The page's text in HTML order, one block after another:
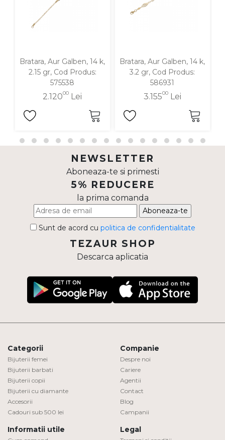
Bratara, Aur Galben, 14 k,
2.15 gr, Cod Produs:
575538
2.12000 Lei
Bratara, Aur Galben, 14 k,
3.2 gr, Cod Produs:
586931
3.15500Lei
NEWSLETTER
Aboneaza-te si primesti
5% REDUCERE
la prima comanda
Aboneaza-te
Sunt de acord cu politica de confidentialitate
TEZAUR SHOP
Descarca aplicatia
Categorii
Bijuterii femei
Bijuterii barbati
Bijuterii copii
Bijuterii cu diamante
Accesorii
Cadouri sub 500 lei
Companie
Despre noi
Cariere
Agentii
Contact
Blog
Campanii
Informatii utile Legal